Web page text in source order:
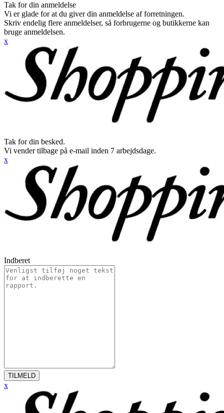
Tak for din anmeldelse
Vi er glade for at du giver din anmeldelse af forretningen.
Skriv endelig flere anmeldelser, så forbrugerne og butikkerne kan
bruge anmeldelsen.
x
Tak for din besked.
Vi vender tilbage på e-mail inden 7 arbejdsdage.
x
Indberet
TILMELD
x